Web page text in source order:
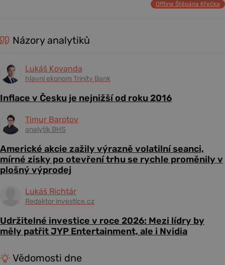
Offline Štěpána Křečka
Názory analytiků
Lukáš Kovanda
hlavní ekonom Trinity Bank
Inflace v Česku je nejnižší od roku 2016
Timur Barotov
analytik BHS
Americké akcie zažily výrazně volatilní seanci,
mírné zisky po otevření trhu se rychle proměnily v
plošný výprodej
Lukáš Richtár
Redaktor investice.cz
Udržitelné investice v roce 2026: Mezi lídry by
měly patřit JYP Entertainment, ale i Nvidia
Vědomosti dne